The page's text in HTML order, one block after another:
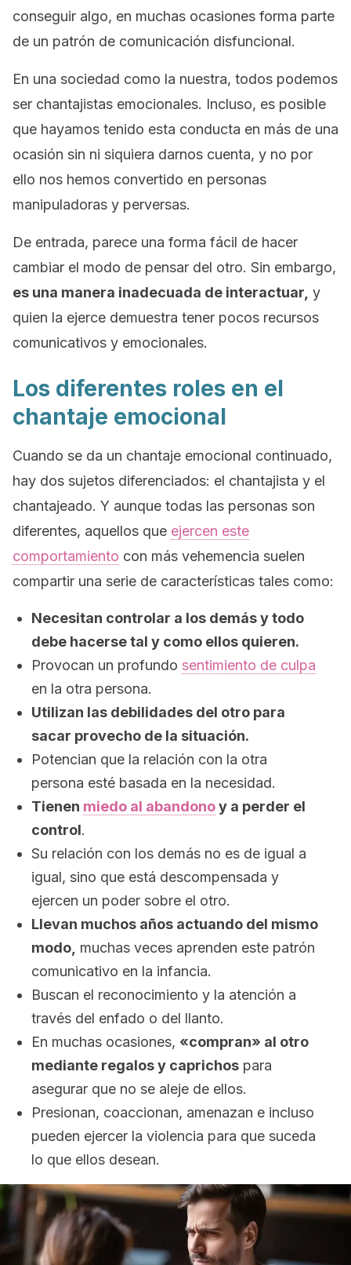
conseguir algo, en muchas ocasiones forma parte
de un patrón de comunicación disfuncional.
En una sociedad como la nuestra, todos podemos
ser chantajistas emocionales. Incluso, es posible
que hayamos tenido esta conducta en más de una
ocasión sin ni siquiera darnos cuenta, y no por
ello nos hemos convertido en personas
manipuladoras y perversas.
De entrada, parece una forma fácil de hacer
cambiar el modo de pensar del otro. Sin embargo,
es una manera inadecuada de interactuar, y
quien la ejerce demuestra tener pocos recursos
comunicativos y emocionales.
Los diferentes roles en el
chantaje emocional
Cuando se da un chantaje emocional continuado,
hay dos sujetos diferenciados: el chantajista y el
chantajeado. Y aunque todas las personas son
diferentes, aquellos que ejercen este
comportamiento con más vehemencia suelen
compartir una serie de características tales como:
Necesitan controlar a los demás y todo
debe hacerse tal y como ellos quieren.
Provocan un profundo sentimiento de culpa
en la otra persona.
Utilizan las debilidades del otro para
sacar provecho de la situación.
Potencian que la relación con la otra
persona esté basada en la necesidad.
Tienen miedo al abandonoy a perder el
control.
Su relación con los demás no es de igual a
igual, sino que está descompensada y
ejercen un poder sobre el otro.
Llevan muchos años actuando del mismo
modo, muchas veces aprenden este patrón
comunicativo en la infancia.
Buscan el reconocimiento y la atención a
través del enfado o del llanto.
En muchas ocasiones, «compran» al otro
mediante regalos y caprichos para
asegurar que no se aleje de ellos.
Presionan, coaccionan, amenazan e incluso
pueden ejercer la violencia para que suceda
lo que ellos desean.